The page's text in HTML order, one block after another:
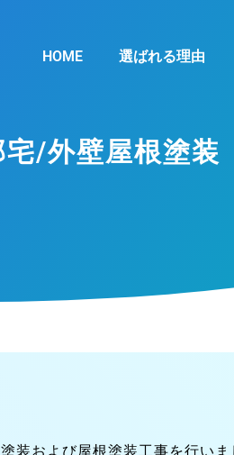
HOME 選ばれる理由
/外壁屋根塗装
装および屋根塗装工事を行いま